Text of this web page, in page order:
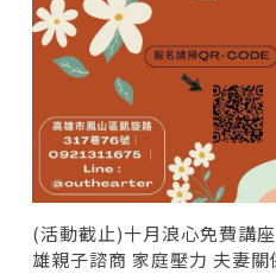
(活動截止)十月浪心免費講
雄親子諮商 家庭壓力 夫妻關